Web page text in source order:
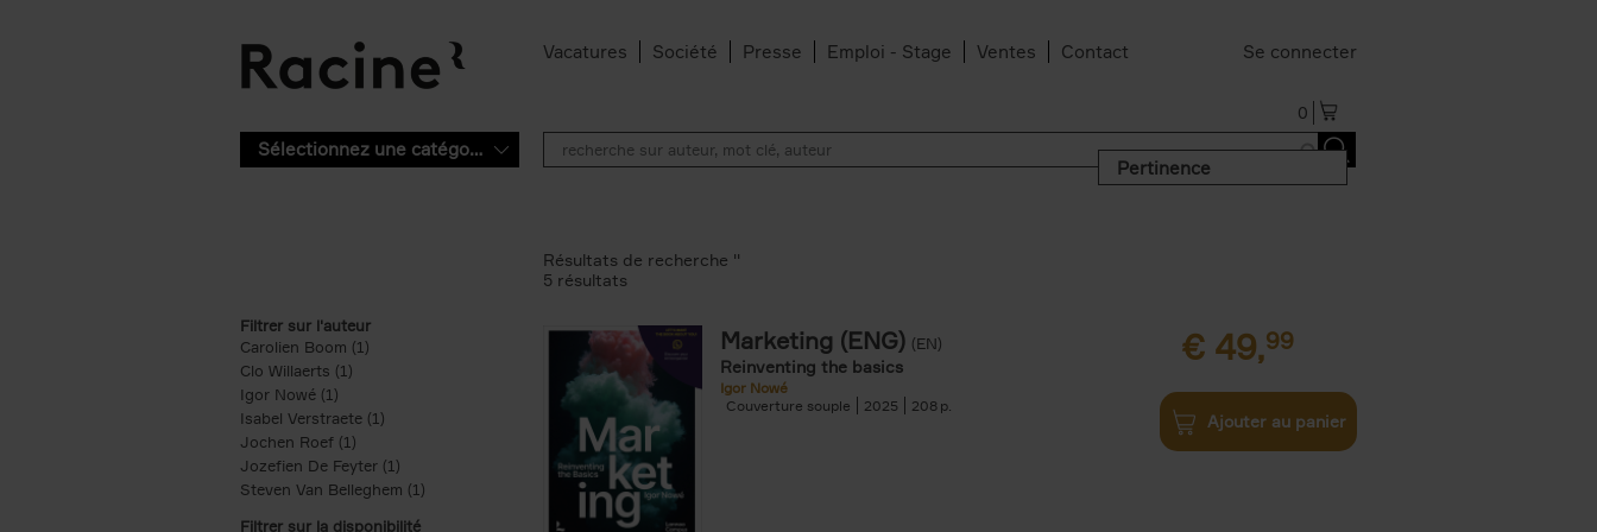
Vacatures Société Presse Emploi - Stage Ventes Contact Se connecter
0
Sélectionnez une catégorie
Pertinence
Filtrer sur l'auteur
Carolien Boom (1)
Clo Willaerts (1)
Igor Nowé (1)
Isabel Verstraete (1) Apply Isabel Verstraete filter
Jochen Roef (1)
Jozefien De Feyter (1) Apply Jozefien De Feyter filter
Steven Van Belleghem (1) Apply Steven Van Belleghem filter
Filtrer sur la disponibilité
Résultats de recherche ''
5 résultats
Marketing (ENG) (EN)
Reinventing the basics
Igor Nowé
Couverture souple
2025 208
€ 49,99
Ajouter au panier